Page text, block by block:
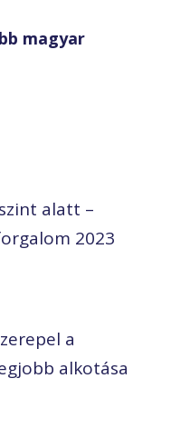
magyar
alatt –
2023
a
alkotása